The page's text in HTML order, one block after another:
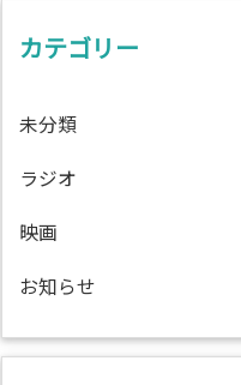
ブ
カテゴリー
未分類
ラジオ
映画
お知らせ